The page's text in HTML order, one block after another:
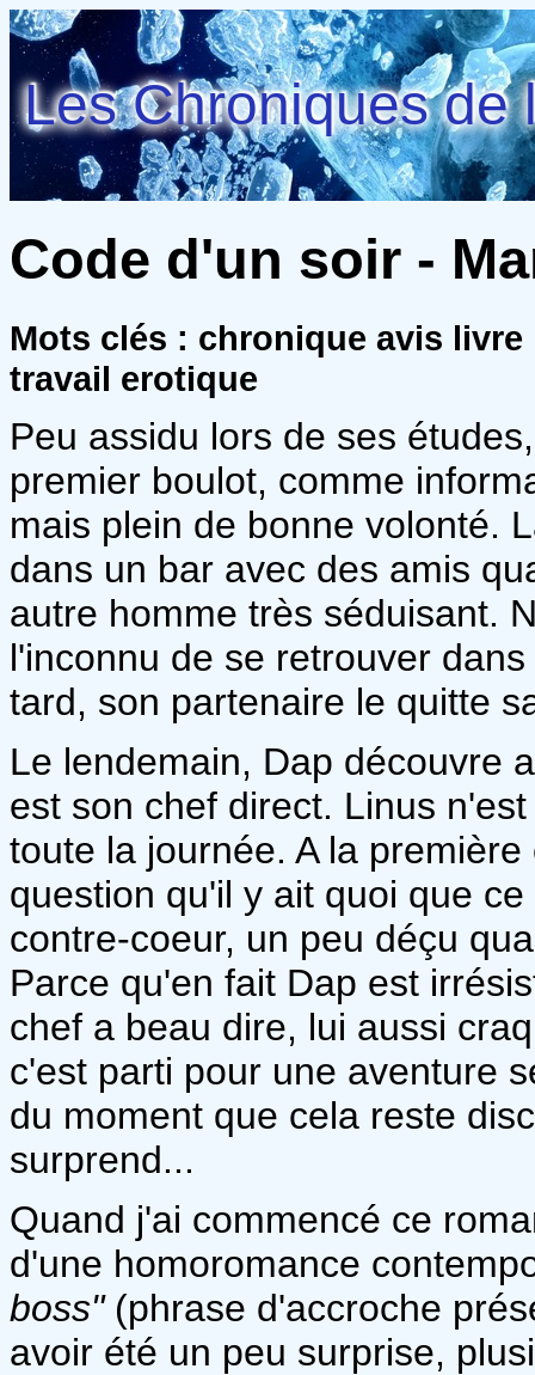
Les Chroniques de
Code d'un soir -
Mots clés : chronique avis
travail erotique
Peu assidu lors de ses
premier boulot, comme
mais plein de bonne volonté.
dans un bar avec des amis
autre homme très séduisant.
l'inconnu de se retrouver
tard, son partenaire le quitte
Le lendemain, Dap découvre
est son chef direct. Linus
toute la journée. A la
question qu'il y ait quoi que
contre-coeur, un peu déçu
Parce qu'en fait Dap est
chef a beau dire, lui aussi
c'est parti pour une aventure
du moment que cela reste
surprend...
Quand j'ai commencé ce
d'une homoromance
boss"(phrase d'accroche
avoir été un peu surprise,